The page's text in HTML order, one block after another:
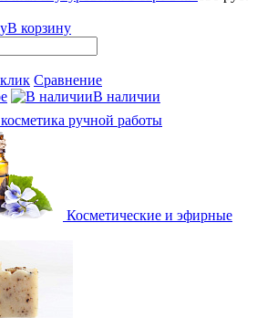
В корзину
Сравнение
В наличии
ручной работы
Косметические и эфирные